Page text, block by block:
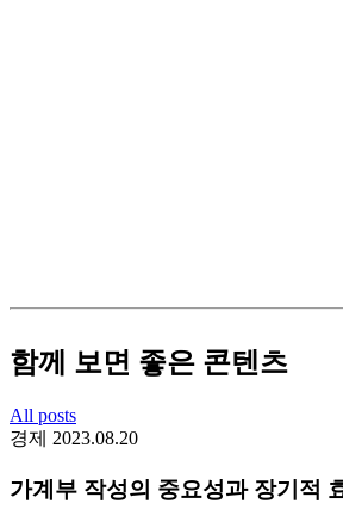
함께 보면 좋은 콘텐츠
All posts
경제 2023.08.20
가계부 작성의 중요성과 장기적